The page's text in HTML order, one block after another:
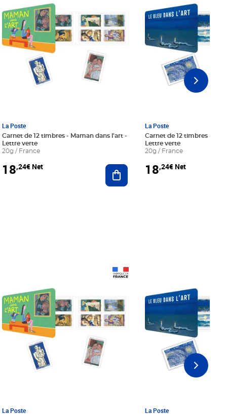
au panier
La Poste
Carnet de 12 timbres - Maman dans l'art -
Lettre verte
20g / France
18,24€ Net Ajouter au panier
La Poste
Carnet de 12 timbres - Le
Lettre verte
20g / France
18,24€ Net
La Poste La Poste